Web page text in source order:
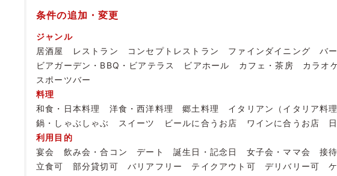
条件の追加・変更
ジャンル
居酒屋
レストラン コンセプトレストラン ファインダイニング バ
ビアガーデン・BBQ・ビアテラス
ビアホール カフェ・茶房 カラオ
スポーツバー
料理
和食・日本料理
洋食・西洋料理 郷土料理 イタリアン（イタリア料理
鍋・しゃぶしゃぶ
スイーツ ビールに合うお店 ワインに合うお店
利用目的
宴会
飲み会・合コン デート 誕生日・記念日 女子会・ママ会 接
立食可
部分貸切可 バリアフリー テイクアウト可 デリバリー可